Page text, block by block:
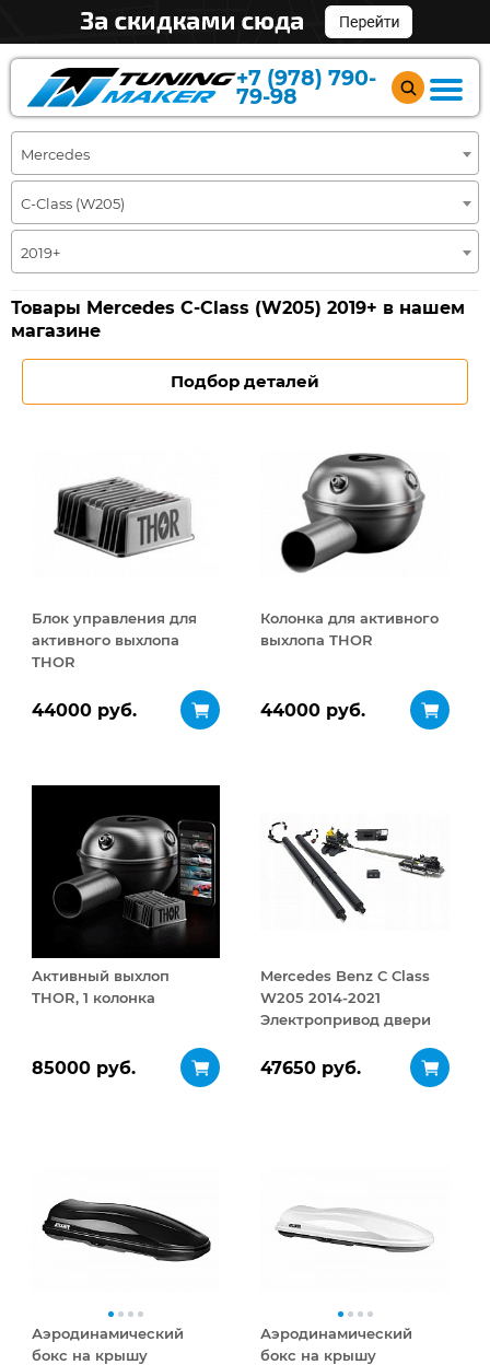
+7 (978) 790-
79-98
Mercedes
C-Class (W205)
2019+
Товары Mercedes C-Class (W205) 2019+ в нашем
магазине
Подбор деталей
Блок управления для
активного выхлопа
THOR
44000 руб.
Колонка для активного
выхлопа THOR
44000 руб.
Активный выхлоп
THOR, 1 колонка
85000 руб.
Mercedes Benz C Class
W205 2014-2021
Электропривод двери
47650 руб.
Аэродинамический
бокс на крышу
Аэродинамический
бокс на крышу